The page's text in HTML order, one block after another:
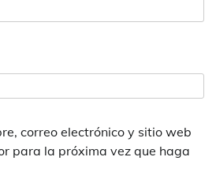
correo electrónico y sitio web
para la próxima vez que haga